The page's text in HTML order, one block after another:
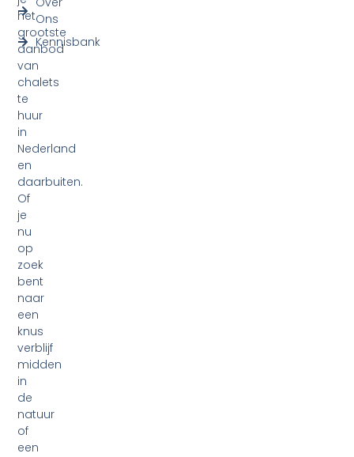
het
grootste
aanbod
van
chalets
te
huur
in
Nederland
en
daarbuiten.
Of
je
nu
op
zoek
bent
naar
een
knus
verblijf
midden
in
de
natuur
of
een
Ons
Kennisbank